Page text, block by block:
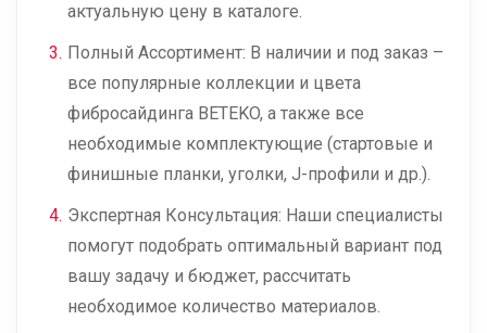
актуальную цену в каталоге.
Полный Ассортимент: В наличии и под заказ –
все популярные коллекции и цвета
фибросайдинга BETEKO, а также все
необходимые комплектующие (стартовые и
финишные планки, уголки, J-профили и др.).
Экспертная Консультация: Наши специалисты
помогут подобрать оптимальный вариант под
вашу задачу и бюджет, рассчитать
необходимое количество материалов.